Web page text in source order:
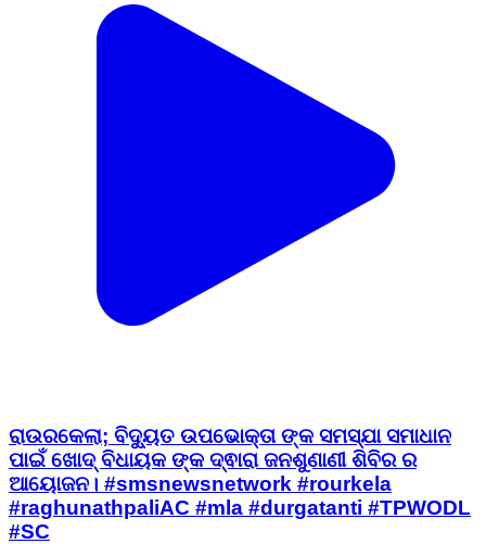
ରାଉରକେଲା; ବିଦ୍ୟୁତ ଉପଭୋକ୍ତା ଙ୍କ ସମସ୍ଯା ସମାଧାନ
ପାଇଁ ଖୋଦ୍ ବିଧାୟକ ଙ୍କ ଦ୍ଵାରା ଜନଶୁଣାଣୀ ଶିବିର ର
ଆୟୋଜନ। #smsnewsnetwork #rourkela
#raghunathpaliAC #mla #durgatanti #TPWODL
#SC